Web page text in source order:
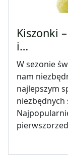
Kiszonki
i…
W sezonie
nam
najlepszym
niezbędnych